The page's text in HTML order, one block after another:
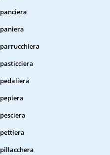
panciera
paniera
parrucchiera
pasticciera
pedaliera
pepiera
pesciera
pettiera
pillacchera